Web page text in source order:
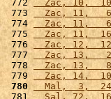
772
  Zac, 10,  10
773
  Zac, 11,   6
774
  Zac, 11,   6
775
  Zac, 11,  16
776
  Zac, 12,  12
777
  Zac, 13,   2
778
  Zac, 13,   8
779
  Zac, 14,  10
780
  Mal,  3,  24
781
  Sal, 72,  16